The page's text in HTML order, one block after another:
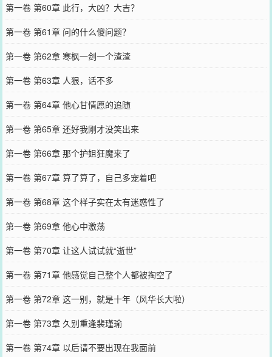
第一卷 第60章 此行，大凶？大吉？
第一卷 第61章 问的什么傻问题？
第一卷 第62章 寒枫一剑一个渣渣
第一卷 第63章 人狠，话不多
第一卷 第64章 他心甘情愿的追随
第一卷 第65章 还好我刚才没笑出来
第一卷 第66章 那个护姐狂魔来了
第一卷 第67章 算了算了，自己多宠着吧
第一卷 第68章 这个样子实在太有迷惑性了
第一卷 第69章 他心中激荡
第一卷 第70章 让这人试试就“逝世”
第一卷 第71章 他感觉自己整个人都被掏空了
第一卷 第72章 这一别，就是十年（风华长大啦）
第一卷 第73章 久别重逢裴瑾瑜
第一卷 第74章 以后请不要出现在我面前